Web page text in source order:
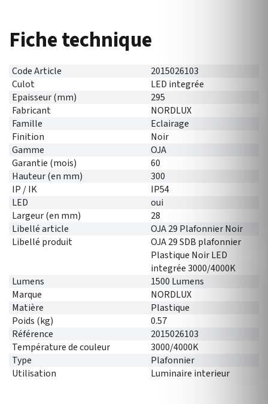
Fiche technique
Code Article
2015026103
Culot
LED integrée
Epaisseur (mm)
295
Fabricant
NORDLUX
Famille
Eclairage
Finition
Noir
Gamme
OJA
Garantie (mois)
60
Hauteur (en mm)
300
IP / IK
IP54
LED
oui
Largeur (en mm)
28
Libellé article
OJA 29 Plafonnier Noir
Libellé produit
OJA 29 SDB plafonnier
Plastique Noir LED
integrée 3000/4000K
Lumens
1500 Lumens
Marque
NORDLUX
Matière
Plastique
Poids (kg)
0.57
Référence
2015026103
Température de couleur
3000/4000K
Type
Plafonnier
Utilisation
Luminaire interieur